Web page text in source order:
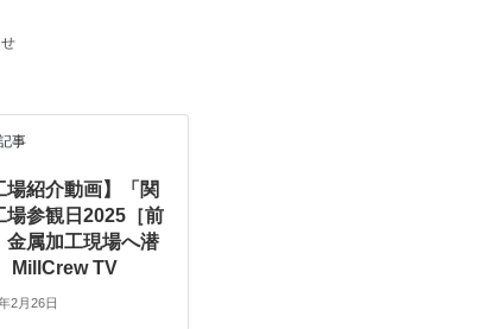
事
場紹介動画】「関
場参観日2025［前
金属加工現場へ潜
MillCrew TV
2月26日